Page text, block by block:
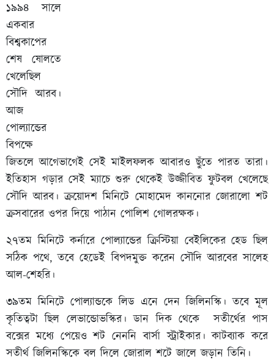
১৯৯৪ সালে
একবার
বিশ্বকাপের
শেষ ষোলতে
খেলেছিল
সৌদি আরব।
আজ
পোল্যান্ডের
বিপক্ষে
জিতলে আগেভাগেই সেই মাইলফলক আবারও ছুঁতে পারত তারা।
ইতিহাস গড়ার সেই ম্যাচে শুরু থেকেই উজ্জীবিত ফুটবল খেলেছে
সৌদি আরব। ক্রয়োদশ মিনিটে মোহামেদ কাননোর জোরালো শট
ক্রসবারের ওপর দিয়ে পাঠান পোলিশ গোলরক্ষক।
২৭তম মিনিটে কর্নারে পোল্যান্ডের ক্রিস্টিয়া বেইলিকের হেড ছিল
সঠিক পথে, তবে হেডেই বিপদমুক্ত করেন সৌদি আরবের সালেহ
আল-শেহরি।
৩৯তম মিনিটে পোল্যান্ডকে লিড এনে দেন জিলিনস্কি। তবে মূল
কৃতিত্বটা ছিল লেভান্ডোভস্কির। ডান দিক থেকে সতীর্থের পাস
বক্সের মধ্যে পেয়েও শট নেননি বার্সা স্ট্রাইকার। কাটব্যাক করে
সতীর্থ জিলিনস্কিকে বল দিলে জোরাল শটে জালে জড়ান তিনি।